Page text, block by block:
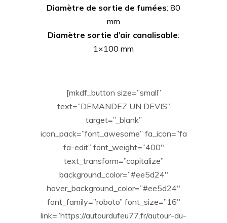
Diamètre de sortie de fumées: 80
mm
Diamètre sortie d’air canalisable:
1×100 mm
[mkdf_button size=”small”
text=”DEMANDEZ UN DEVIS”
target=”_blank”
icon_pack=”font_awesome” fa_icon=”fa
fa-edit” font_weight=”400″
text_transform=”capitalize”
background_color=”#ee5d24″
hover_background_color=”#ee5d24″
font_family=”roboto” font_size=”16″
link=”https://autourdufeu77.fr/autour-du-